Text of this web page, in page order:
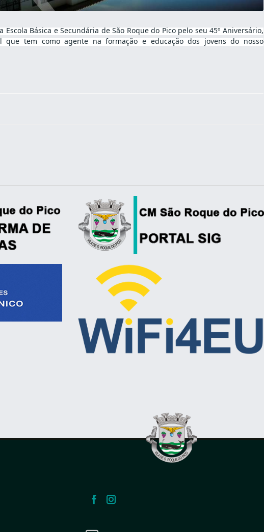
Básica e Secundária de São Roque do Pico pelo seu 45º Aniversário,
que tem como agente na formação e educação dos jovens do nosso